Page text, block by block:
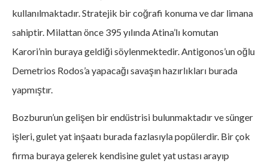
kullanılmaktadır. Stratejik bir coğrafi konuma ve dar limana
sahiptir. Milattan önce 395 yılında Atina’lı komutan
Karori’nin buraya geldiği söylenmektedir. Antigonos’un oğlu
Demetrios Rodos’a yapacağı savaşın hazırlıkları burada
yapmıştır.
Bozburun’un gelişen bir endüstrisi bulunmaktadır ve sünger
işleri, gulet yat inşaatı burada fazlasıyla popülerdir. Bir çok
firma buraya gelerek kendisine gulet yat ustası arayıp